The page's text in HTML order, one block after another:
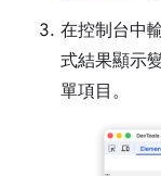
在控制台中
式結果顯示
單項目。